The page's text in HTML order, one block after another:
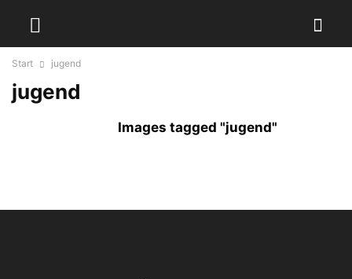
Start jugend
jugend
Images tagged "jugend"